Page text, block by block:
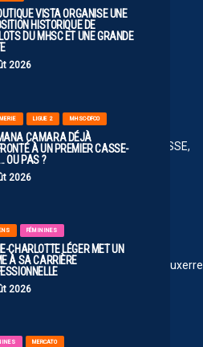
VISTA ORGANISE UNE
HISTORIQUE DE
DU MHSC ET UNE GRANDE
2026
LIGUE 2 MHSC-DFCO
CAMARA DÉJÀ
À UN PREMIER CASSE-
OU PAS ?
2026
FÉMININES
CHARLOTTE LÉGER MET UN
À SA CARRIÈRE
2026
MERCATO
en L2: FC Nantes, FC Metz, ASSE,
va descendre.
soir si Auxerre les bat car Auxerre